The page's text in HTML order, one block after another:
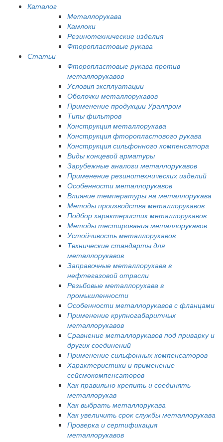
Каталог
Металлорукава
Камлоки
Резинотехнические изделия
Фторопластовые рукава
Статьи
Фторопластовые рукава против
металлорукавов
Условия эксплуатации
Оболочки металлорукавов
Применение продукции Уралпром
Типы фильтров
Конструкция металлорукава
Конструкция фторопластового рукава
Конструкция сильфонного компенсатора
Виды концевой арматуры
Зарубежные аналоги металлорукавов
Применение резинотехнических изделий
Особенности металлорукавов
Влияние температуры на металлорукава
Методы производства металлорукавов
Подбор характеристик металлорукавов
Методы тестирования металлорукавов
Устойчивость металлорукавов
Технические стандарты для
металлорукавов
Заправочные металлорукава в
нефтегазовой отрасли
Резьбовые металлорукава в
промышленности
Особенности металлорукавов с фланцами
Применение крупногабаритных
металлорукавов
Сравнение металлорукавов под приварку и
других соединений
Применение сильфонных компенсаторов
Характеристики и применение
сейсмокомпенсаторов
Как правильно крепить и соединять
металлорукав
Как выбрать металлорукава
Как увеличить срок службы металлорукава
Проверка и сертификация
металлорукавов